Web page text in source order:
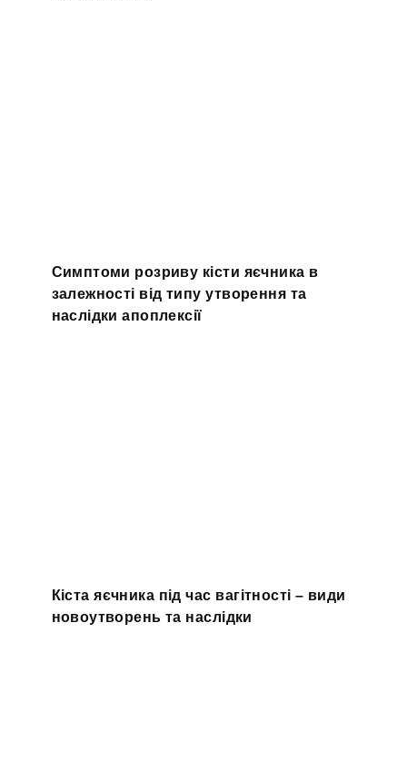
Симптоми розриву кісти яєчника в
залежності від типу утворення та
наслідки апоплексії
Кіста яєчника під час вагітності – види
новоутворень та наслідки